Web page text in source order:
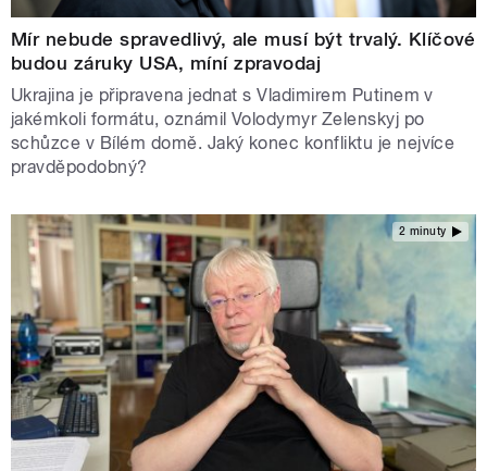
Mír nebude spravedlivý, ale musí být trvalý. Klíčové
budou záruky USA, míní zpravodaj
Ukrajina je připravena jednat s Vladimirem Putinem v
jakémkoli formátu, oznámil Volodymyr Zelenskyj po
schůzce v Bílém domě. Jaký konec konfliktu je nejvíce
pravděpodobný?
2 minuty